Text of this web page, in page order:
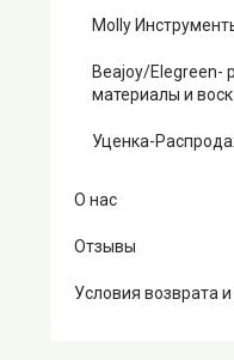
Molly
Beajoy/Elegreen-
материалы и воск
Уценка-
О нас
Отзывы
Условия возврата